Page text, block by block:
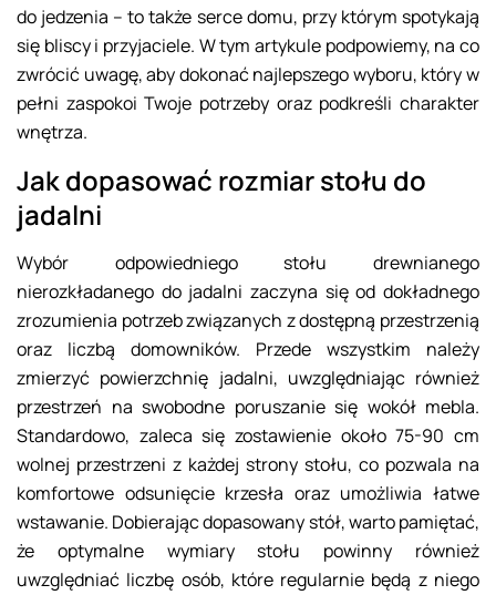
do jedzenia – to także serce domu, przy którym spotykają
się bliscy i przyjaciele. W tym artykule podpowiemy, na co
zwrócić uwagę, aby dokonać najlepszego wyboru, który w
pełni zaspokoi Twoje potrzeby oraz podkreśli charakter
wnętrza.
Jak dopasować rozmiar stołu do
jadalni
Wybór odpowiedniego stołu drewnianego
nierozkładanego do jadalni zaczyna się od dokładnego
zrozumienia potrzeb związanych z dostępną przestrzenią
oraz liczbą domowników. Przede wszystkim należy
zmierzyć powierzchnię jadalni, uwzględniając również
przestrzeń na swobodne poruszanie się wokół mebla.
Standardowo, zaleca się zostawienie około 75-90 cm
wolnej przestrzeni z każdej strony stołu, co pozwala na
komfortowe odsunięcie krzesła oraz umożliwia łatwe
wstawanie. Dobierając dopasowany stół, warto pamiętać,
że optymalne wymiary stołu powinny również
uwzględniać liczbę osób, które regularnie będą z niego